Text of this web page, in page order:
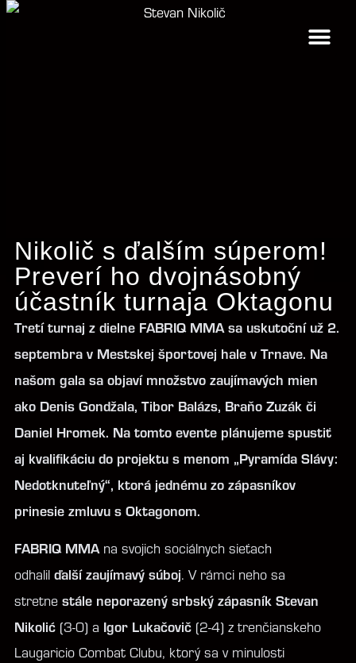
Nikolič s ďalším súperom!
Preverí ho dvojnásobný
účastník turnaja Oktagonu
Tretí turnaj z dielne FABRIQ MMA sa uskutoční už 2.
septembra v Mestskej športovej hale v Trnave. Na
našom gala sa objaví množstvo zaujímavých mien
ako Denis Gondžala, Tibor Balázs, Braňo Zuzák či
Daniel Hromek. Na tomto evente plánujeme spustiť
aj kvalifikáciu do projektu s menom „Pyramída Slávy:
Nedotknuteľný“, ktorá jednému zo zápasníkov
prinesie zmluvu s Oktagonom.
FABRIQ MMA na svojich sociálnych sieťach
odhalil ďalší zaujímavý súboj. V rámci neho sa
stretne stále neporazený srbský zápasník Stevan
Nikolić (3-0) a Igor Lukačovič (2-4) z trenčianskeho
Laugaricio Combat Clubu, ktorý sa v minulosti